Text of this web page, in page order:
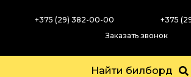
+375 (29) 382-00-00
+375
Заказать звонок
Найти билборд